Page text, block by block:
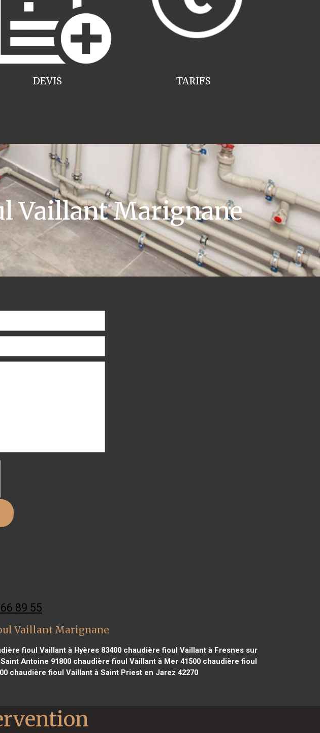
TARIFS
DEVIS
Vaillant Marignane
89 55
Vaillant Marignane
fioul Vaillant à Hyères 83400chaudière fioul Vaillant à Fresnes sur
Antoine 91800 chaudière fioul Vaillant à Mer 41500 chaudière fioul
chaudière fioul Vaillant à Saint Priest en Jarez 42270